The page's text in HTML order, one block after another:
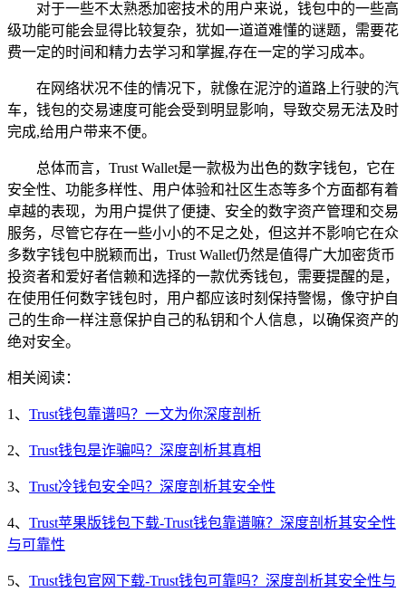
对于一些不太熟悉加密技术的用户来说，钱包中的一些高
级功能可能会显得比较复杂，犹如一道道难懂的谜题，需要花
费一定的时间和精力去学习和掌握,存在一定的学习成本。
在网络状况不佳的情况下，就像在泥泞的道路上行驶的汽
车，钱包的交易速度可能会受到明显影响，导致交易无法及时
完成,给用户带来不便。
总体而言，Trust Wallet是一款极为出色的数字钱包，它在
安全性、功能多样性、用户体验和社区生态等多个方面都有着
卓越的表现，为用户提供了便捷、安全的数字资产管理和交易
服务，尽管它存在一些小小的不足之处，但这并不影响它在众
多数字钱包中脱颖而出，Trust Wallet仍然是值得广大加密货币
投资者和爱好者信赖和选择的一款优秀钱包，需要提醒的是，
在使用任何数字钱包时，用户都应该时刻保持警惕，像守护自
己的生命一样注意保护自己的私钥和个人信息，以确保资产的
绝对安全。
相关阅读：
1、 Trust钱包靠谱吗？一文为你深度剖析
2、 Trust钱包是诈骗吗？深度剖析其真相
3、 Trust冷钱包安全吗？深度剖析其安全性
4、 Trust苹果版钱包下载-Trust钱包靠谱嘛？深度剖析其安全性
与可靠性
5、 Trust钱包官网下载-Trust钱包可靠吗？深度剖析其安全性与